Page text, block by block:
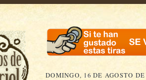
DOMINGO, 16 DE AGOSTO DE